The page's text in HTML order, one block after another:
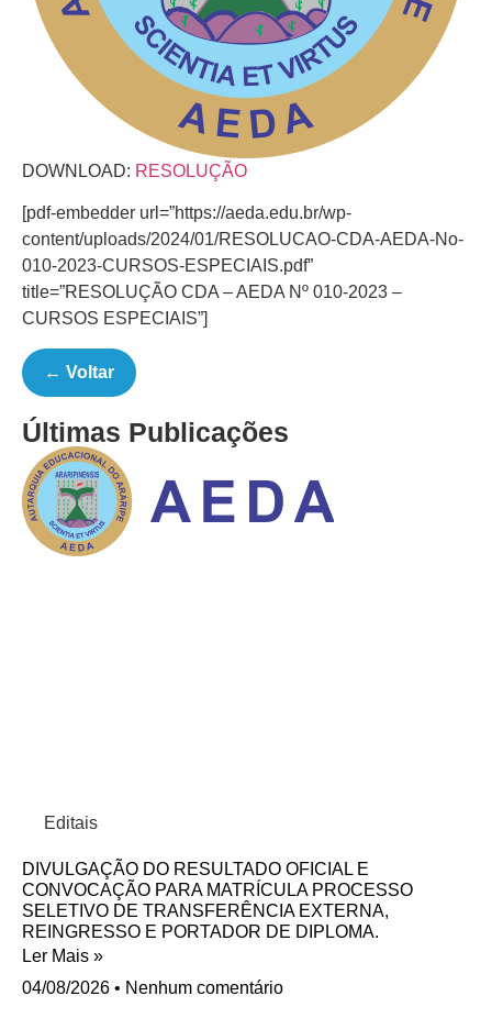
DOWNLOAD: RESOLUÇÃO
[pdf-embedder url=”https://aeda.edu.br/wp-
content/uploads/2024/01/RESOLUCAO-CDA-AEDA-No-
010-2023-CURSOS-ESPECIAIS.pdf”
title=”RESOLUÇÃO CDA – AEDA Nº 010-2023 –
CURSOS ESPECIAIS”]
← Voltar
Últimas Publicações
Editais
DIVULGAÇÃO DO RESULTADO OFICIAL E
CONVOCAÇÃO PARA MATRÍCULA PROCESSO
SELETIVO DE TRANSFERÊNCIA EXTERNA,
REINGRESSO E PORTADOR DE DIPLOMA.
Ler Mais »
04/08/2026
Nenhum comentário